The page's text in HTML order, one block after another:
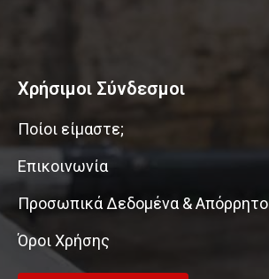
Χρήσιμοι Σύνδεσμοι
Ποίοι είμαστε;
Επικοινωνία
Προσωπικά Δεδομένα & Απόρρητο
Όροι Χρήσης